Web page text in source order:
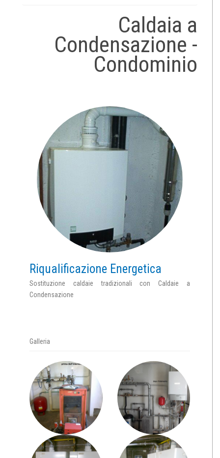
Caldaia a
Condensazione -
Condominio
Riqualificazione Energetica
Sostituzione caldaie tradizionali con Caldaie a
Condensazione
Galleria